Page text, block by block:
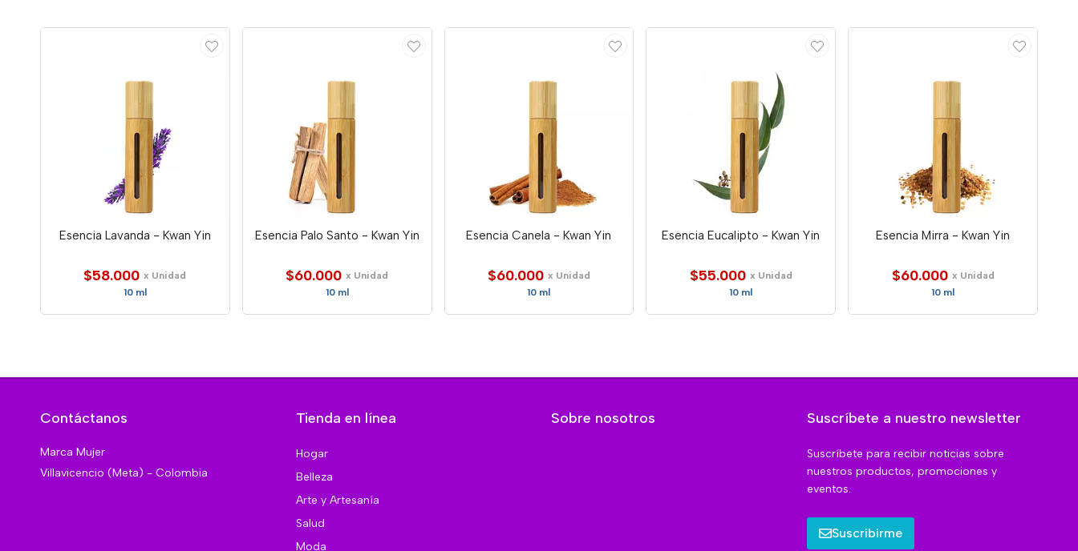
Esencia Lavanda - Kwan Yin
$58.000 x Unidad
10 ml
Esencia Palo Santo - Kwan Yin
$60.000 x Unidad
10 ml
Esencia Canela - Kwan Yin
$60.000 x Unidad
10 ml
Esencia Eucalipto - Kwan Yin
$55.000 x Unidad
10 ml
Esencia Mirra - Kwan Yin
$60.000 x Unidad
10 ml
Contáctanos
Marca Mujer
Villavicencio (Meta) - Colombia
Tienda en línea
Hogar
Belleza
Arte y Artesanía
Salud
Moda
Sobre nosotros Suscríbete a nuestro newsletter
Suscríbete para recibir noticias sobre
nuestros productos, promociones y
eventos.
Suscribirme